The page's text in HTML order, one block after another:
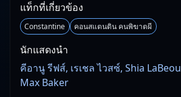
แท็กที่เกี่ยวข้อง
Constantine คอนสแตนติน คนพิฆาตผี
นักแสดงนำ
คีอานู รีฟส์, เรเชล ไวสซ์, Shia
Max Baker